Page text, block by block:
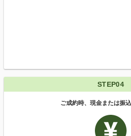
STEP04
ご成約時、現金または振